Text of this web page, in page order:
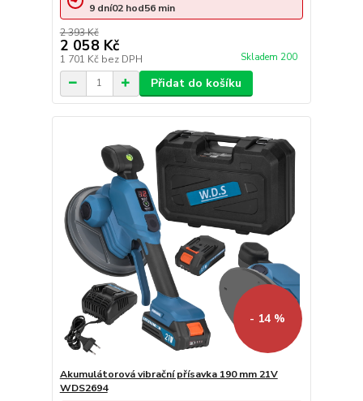
2 393 Kč
2 058 Kč
1 701 Kč bez DPH Skladem 200
9 dní02 hod56 min
Přidat do košíku
- 14 %
Akumulátorová vibrační přísavka 190 mm 21V
WDS2694